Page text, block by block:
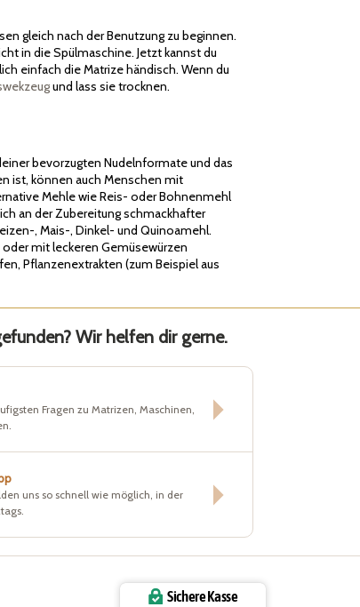
gleich nach der Benutzung zu beginnen.
in die Spülmaschine. Jetzt kannst du
einfach die Matrize händisch. Wenn du
und lass sie trocknen.
bevorzugten Nudelnformate und das
ist, können auch Menschen mit
Mehle wie Reis- oder Bohnenmehl
an der Zubereitung schmackhafter
, Mais-, Dinkel- und Quinoamehl.
mit leckeren Gemüsewürzen
Pflanzenextrakten (zum Beispiel aus
Wir helfen dir gerne.
Fragen zu Matrizen, Maschinen,
uns so schnell wie möglich, in der
Sichere Kasse